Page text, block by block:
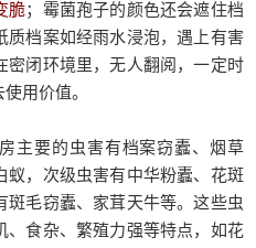
脆；霉菌孢子的颜色还会遮住档
质档案如经雨水浸泡，遇上有害
密闭环境里，无人翻阅，一定时
用价值。
要的虫害有档案窃蠹、烟草
蚁，次级虫害有中华粉蠹、花斑
斑毛窃蠹、家茸天牛等。这些虫
、食杂、繁殖力强等特点，如花